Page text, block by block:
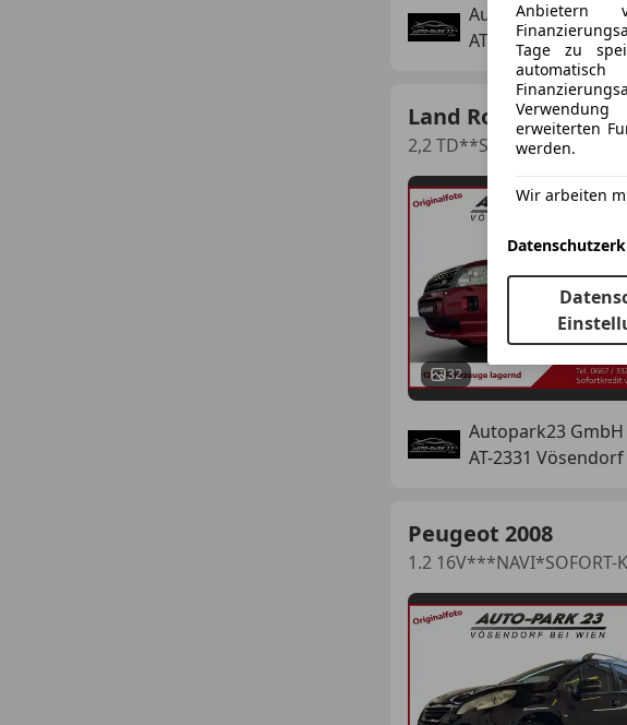
Autopark23 GmbH
AT-2331 Vösendorf
Land Rover
2,2
32
Autopark23 GmbH
AT-2331 Vösendorf
Peugeot 2008
1.2
Tage zu
erweiterten
werden.
Wir arbeiten